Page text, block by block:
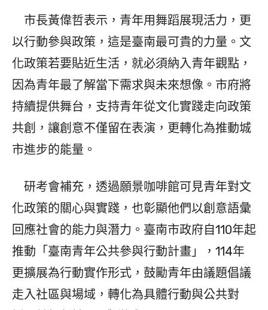
市長黃偉哲表示，青年用舞蹈展現活力，更
以行動參與政策，這是臺南最可貴的力量。文
化政策若要貼近生活，就必須納入青年觀點，
因為青年最了解當下需求與未來想像。市府將
持續提供舞台，支持青年從文化實踐走向政策
共創，讓創意不僅留在表演，更轉化為推動城
市進步的能量。
研考會補充，透過願景咖啡館可見青年對文
化政策的關心與實踐，也彰顯他們以創意語彙
回應社會的能力與潛力。臺南市政府自110年起
推動「臺南青年公共參與行動計畫」，114年
更擴展為行動實作形式，鼓勵青年由議題倡議
走入社區與場域，轉化為具體行動與公共對